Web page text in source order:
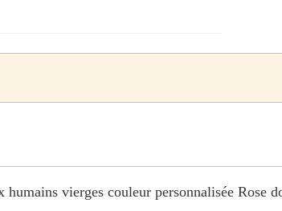
humains vierges couleur personnalisée Rose